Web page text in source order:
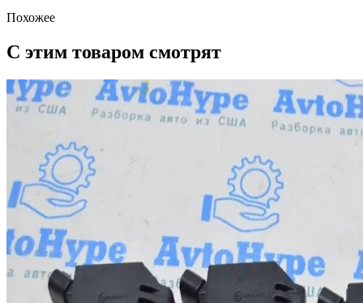
Похожее
С этим товаром смотрят